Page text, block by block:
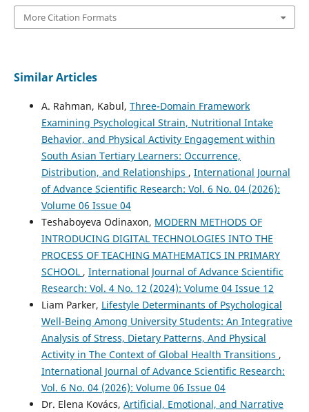
More Citation Formats
Similar Articles
A. Rahman, Kabul, Three-Domain Framework
Examining Psychological Strain, Nutritional Intake
Behavior, and Physical Activity Engagement within
South Asian Tertiary Learners: Occurrence,
Distribution, and Relationships , International Journal
of Advance Scientific Research: Vol. 6 No. 04 (2026):
Volume 06 Issue 04
Teshaboyeva Odinaxon, MODERN METHODS OF
INTRODUCING DIGITAL TECHNOLOGIES INTO THE
PROCESS OF TEACHING MATHEMATICS IN PRIMARY
SCHOOL , International Journal of Advance Scientific
Research: Vol. 4 No. 12 (2024): Volume 04 Issue 12
Liam Parker, Lifestyle Determinants of Psychological
Well-Being Among University Students: An Integrative
Analysis of Stress, Dietary Patterns, And Physical
Activity in The Context of Global Health Transitions ,
International Journal of Advance Scientific Research:
Vol. 6 No. 04 (2026): Volume 06 Issue 04
Dr. Elena Kovács, Artificial, Emotional, and Narrative